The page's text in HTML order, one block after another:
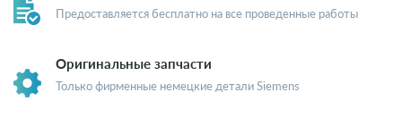
Предоставляется бесплатно на все проведенные работы
Оригинальные запчасти
Только фирменные немецкие детали Siemens